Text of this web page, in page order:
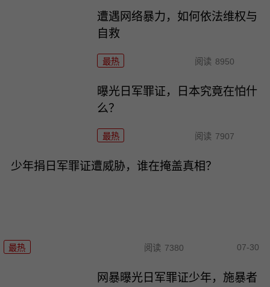
遭遇网络暴力，如何依法维权与
自救
最热 阅读 8950
曝光日军罪证，日本究竟在怕什
么？
最热 阅读 7907
少年捐日军罪证遭威胁，谁在掩盖真相？
最热 阅读 7380 07-30
网暴曝光日军罪证少年，施暴者